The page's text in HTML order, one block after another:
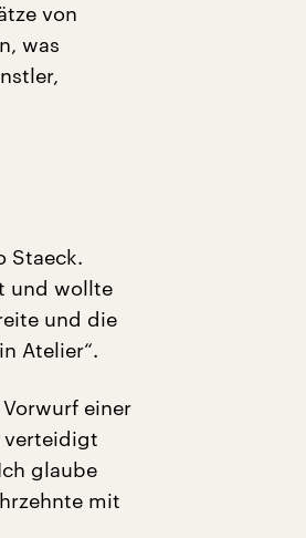
von
was
Staeck.
und wollte
und die
Atelier“.
einer
verteidigt
glaube
mit